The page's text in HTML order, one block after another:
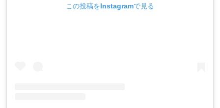
この投稿をInstagramで見る